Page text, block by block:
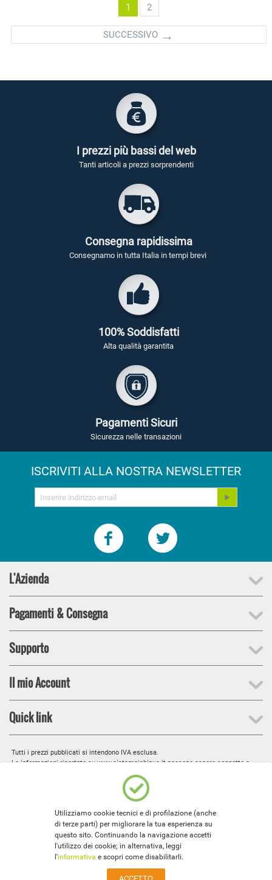
1 2
SUCCESSIVO
I prezzi più bassi del web
Tanti articoli a prezzi sorprendenti
Consegna rapidissima
Consegnamo in tutta Italia in tempi brevi
100% Soddisfatti
Alta qualità garantita
Pagamenti Sicuri
Sicurezza nelle transazioni
ISCRIVITI ALLA NOSTRA NEWSLETTER
L'Azienda
Pagamenti & Consegna
Supporto
Il mio Account
Quick link
Tutti i prezzi pubblicati si intendono IVA esclusa.
Le informazioni riportate su www.sistampichipuo.it possono essere soggette a
Le immagini sono indicative e possono presentare lievi variazioni cromatiche.
Web site design, testi e grafica © 2010-2019Explicita Srl
iproduzione anche parziale.
EXPLICITA SRL -Via Latorre, 43 - 72015 FASANO (BR)
R.I. Brindisi, Cod. Fiscale e Partita Iva 02282360748
Utilizziamo cookie tecnici e di profilazione (anche
di terze parti) per migliorare la tua esperienza su
questo sito. Continuando la navigazione accetti
l'utilizzo dei cookie; in alternativa, leggi
l'informativa e scopri come disabilitarli.​​​​